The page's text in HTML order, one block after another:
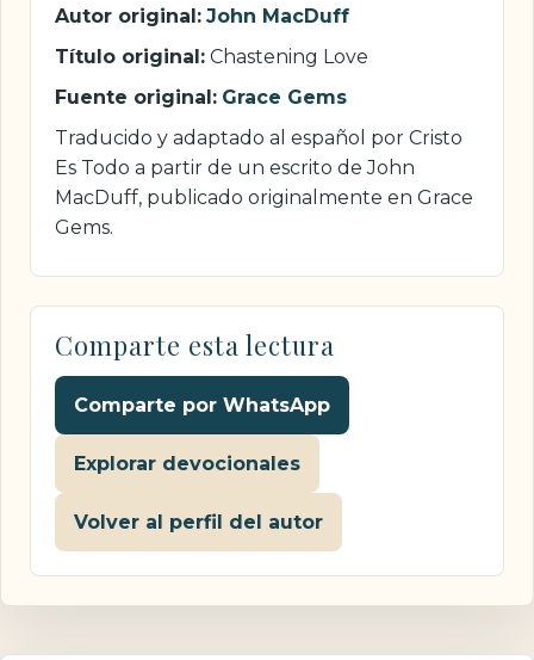
Autor original: John MacDuff
Título original: Chastening Love
Fuente original: Grace Gems
Traducido y adaptado al español por Cristo
Es Todo a partir de un escrito de John
MacDuff, publicado originalmente en Grace
Gems.
Comparte esta lectura
Comparte por WhatsApp
Explorar devocionales
Volver al perfil del autor